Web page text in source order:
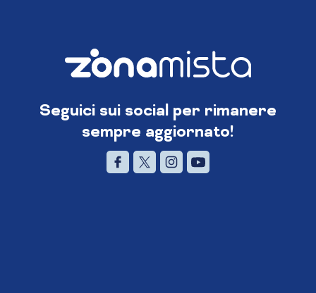
Seguici sui social per rimanere
sempre aggiornato!